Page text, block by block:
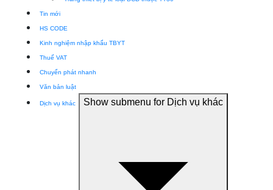
Tin mới
HS CODE
Kinh nghiệm nhập khẩu TBYT
Thuế VAT
Chuyển phát nhanh
Văn bản luật
Dịch vụ khác Show submenu for Dịch vụ khác